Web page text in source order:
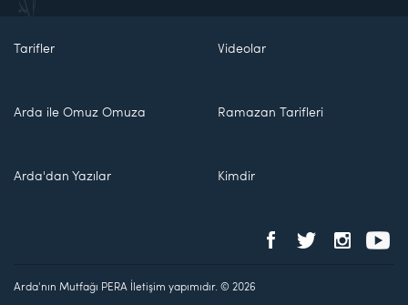
Tarifler Videolar
Arda ile Omuz Omuza Ramazan Tarifleri
Arda'dan Yazılar Kimdir
Arda'nın Mutfağı PERA İletişim yapımıdır. © 2026